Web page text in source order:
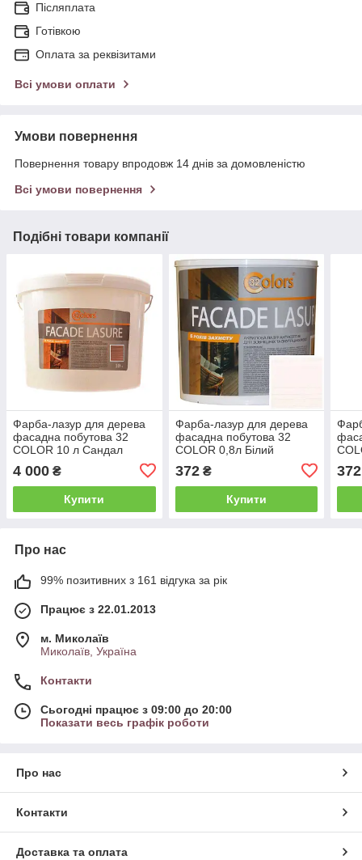
Післяплата
Готівкою
Оплата за реквізитами
Всі умови оплати
Умови повернення
Повернення товару впродовж 14 днів за домовленістю
Всі умови повернення
Подібні товари компанії
Фарба-лазур для дерева
фасадна побутова 32
COLOR 10 л Сандал
4 000 ₴
Купити
Фарба-лазур для дерева
фасадна побутова 32
COLOR 0,8л Білий
372₴
Купити
372
Про нас
99% позитивних з 161 відгука за рік
Працює з 22.01.2013
м. Миколаїв
Миколаїв, Україна
Контакти
Сьогодні працює з 09:00 до 20:00
Показати весь графік роботи
Про нас
Контакти
Доставка та оплата